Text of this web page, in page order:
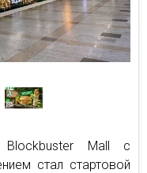
Mall с
стал стартовой